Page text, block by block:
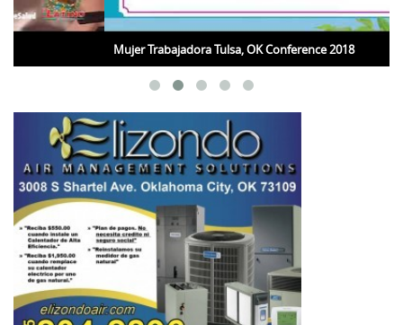
Mujer Trabajadora Tulsa, OK Conference 2018